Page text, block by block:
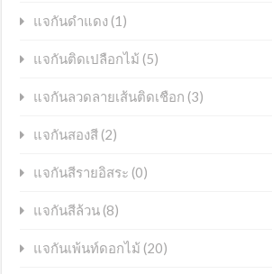
แจกันดำแดง (1)
แจกันติดเปลือกไม้ (5)
แจกันลวดลายเส้นติดเชือก (3)
แจกันสองสี (2)
แจกันสีรายอิสระ (0)
แจกันสีล้วน (8)
แจกันเพ้นท์ดอกไม้ (20)